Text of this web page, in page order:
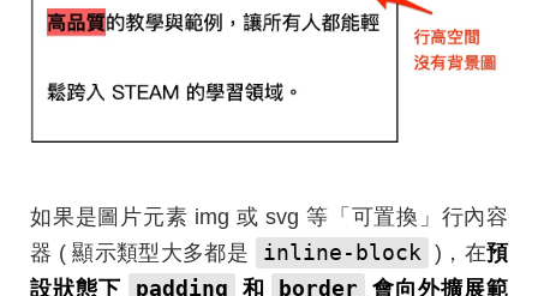
如果是圖片元素 img 或 svg 等「可置換」行內容
器 ( 顯示類型大多都是
inline-block )，在預
設狀態下
padding 和 border 會向外擴展範